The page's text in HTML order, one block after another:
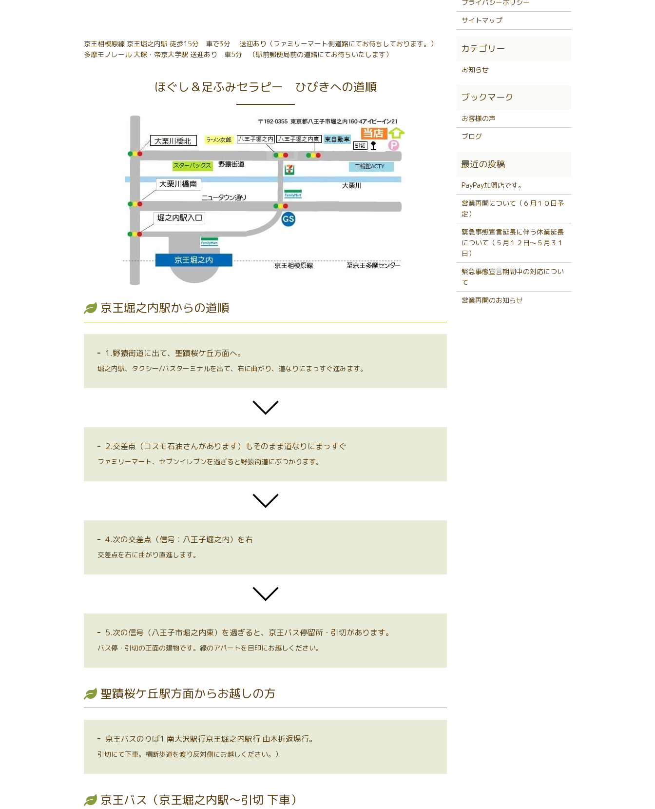
京王相模原線 京王堀之内駅 徒歩15分 車で3分 送迎あり（ファミリーマート側道路にてお待ちしております。）
多摩モノレール 大塚・帝京大学駅 送迎あり 車5分 （駅前郵便局前の道路にてお待ちいたします）
ほぐし＆足ふみセラピー ひびきへの道順
京王堀之内駅からの道順
1.野猿街道に出て、聖蹟桜ケ丘方面へ。
堀之内駅、タクシー/バスターミナルを出て、右に曲がり、道なりにまっすぐ進みます。
2.交差点（コスモ石油さんがあります）もそのまま道なりにまっすぐ
ファミリーマート、セブンイレブンを過ぎると野猿街道にぶつかります。
4.次の交差点（信号：八王子堀之内）を右
交差点を右に曲がり直進します。
5.次の信号（八王子市堀之内東）を過ぎると、京王バス停留所・引切があります。
バス停・引切の正面の建物です。緑のアパートを目印にお越しください。
聖蹟桜ケ丘駅方面からお越しの方
京王バスのりば1 南大沢駅行京王堀之内駅行 由木折返場行。
引切にて下車。横断歩道を渡り反対側にお越しください。）
京王バス（京王堀之内駅～引切 下車）
プライバシーポリシー
サイトマップ
お知らせ
お客様の声
ブログ
PayPay加盟店です。
営業再開について（６月１０日予
定）
緊急事態宣言延長に伴う休業延長
について（５月１２日～５月３１
日）
緊急事態宣言期間中の対応につい
て
営業再開のお知らせ